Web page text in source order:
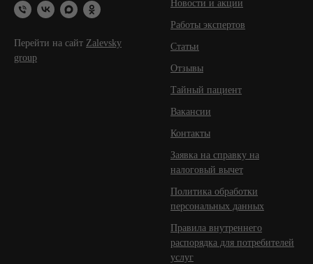
Перейти на сайт Zalevsky
group
Новости и акции
Работы экспертов
Статьи
Отзывы
Тайный пациент
Вакансии
Контакты
Заявка на справку на
налоговый вычет
Политика обработки
персональных данных
Правила внутреннего
распорядка для потребителей
услуг